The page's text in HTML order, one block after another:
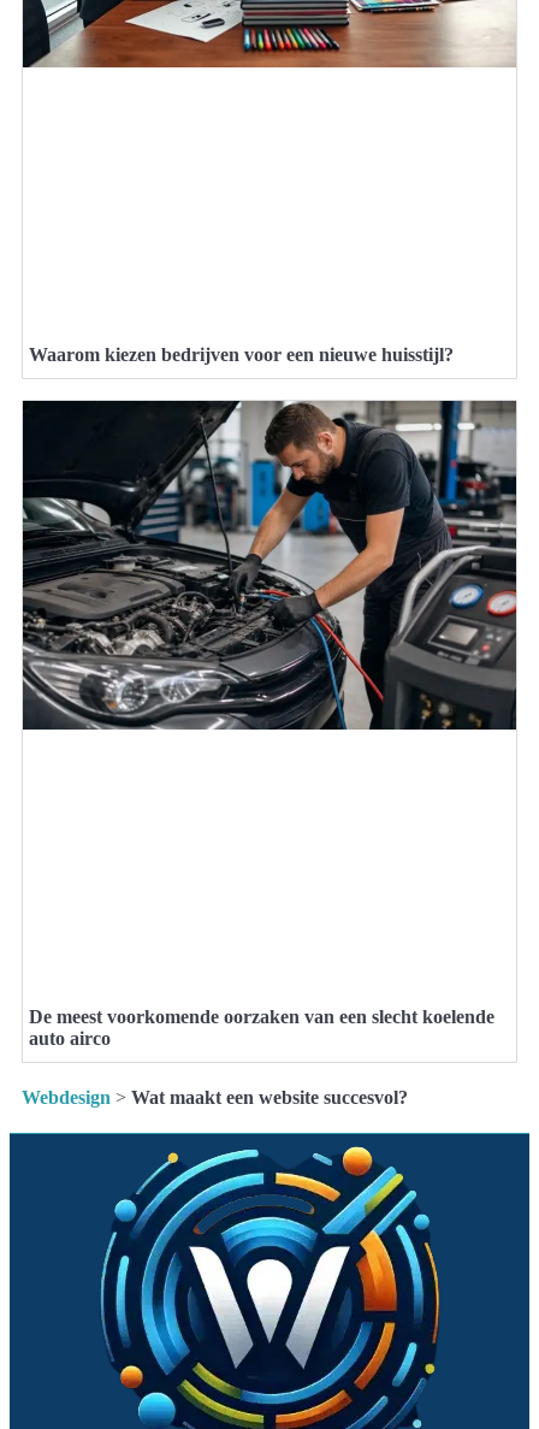
Waarom kiezen bedrijven voor een nieuwe huisstijl?
De meest voorkomende oorzaken van een slecht koelende
auto airco
Webdesign > Wat maakt een website succesvol?